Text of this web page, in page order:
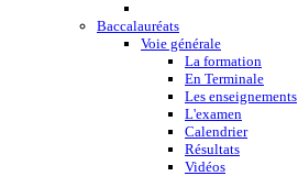
Baccalauréats
Voie générale
La formation
En Terminale
Les enseignements
L'examen
Calendrier
Résultats
Vidéos